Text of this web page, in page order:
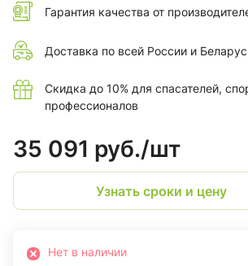
Гарантия качества от
Доставка по всей России и
Скидка до 10% для спасателей,
профессионалов
35 091 руб./шт
Узнать сроки и цену
Нет в наличии